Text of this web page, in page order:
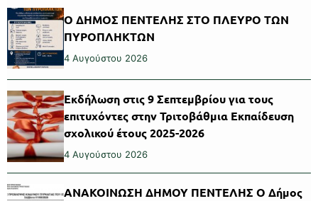
Ο ΔΗΜΟΣ ΠΕΝΤΕΛΗΣ ΣΤΟ ΠΛΕΥΡΟ ΤΩΝ
ΠΥΡΟΠΛΗΚΤΩΝ
4 Αυγούστου 2026
Εκδήλωση στις 9 Σεπτεμβρίου για τους
επιτυχόντες στην Τριτοβάθμια Εκπαίδευση
σχολικού έτους 2025-2026
4 Αυγούστου 2026
ΑΝΑΚΟΙΝΩΣΗ ΔΗΜΟΥ ΠΕΝΤΕΛΗΣ Ο Δήμος